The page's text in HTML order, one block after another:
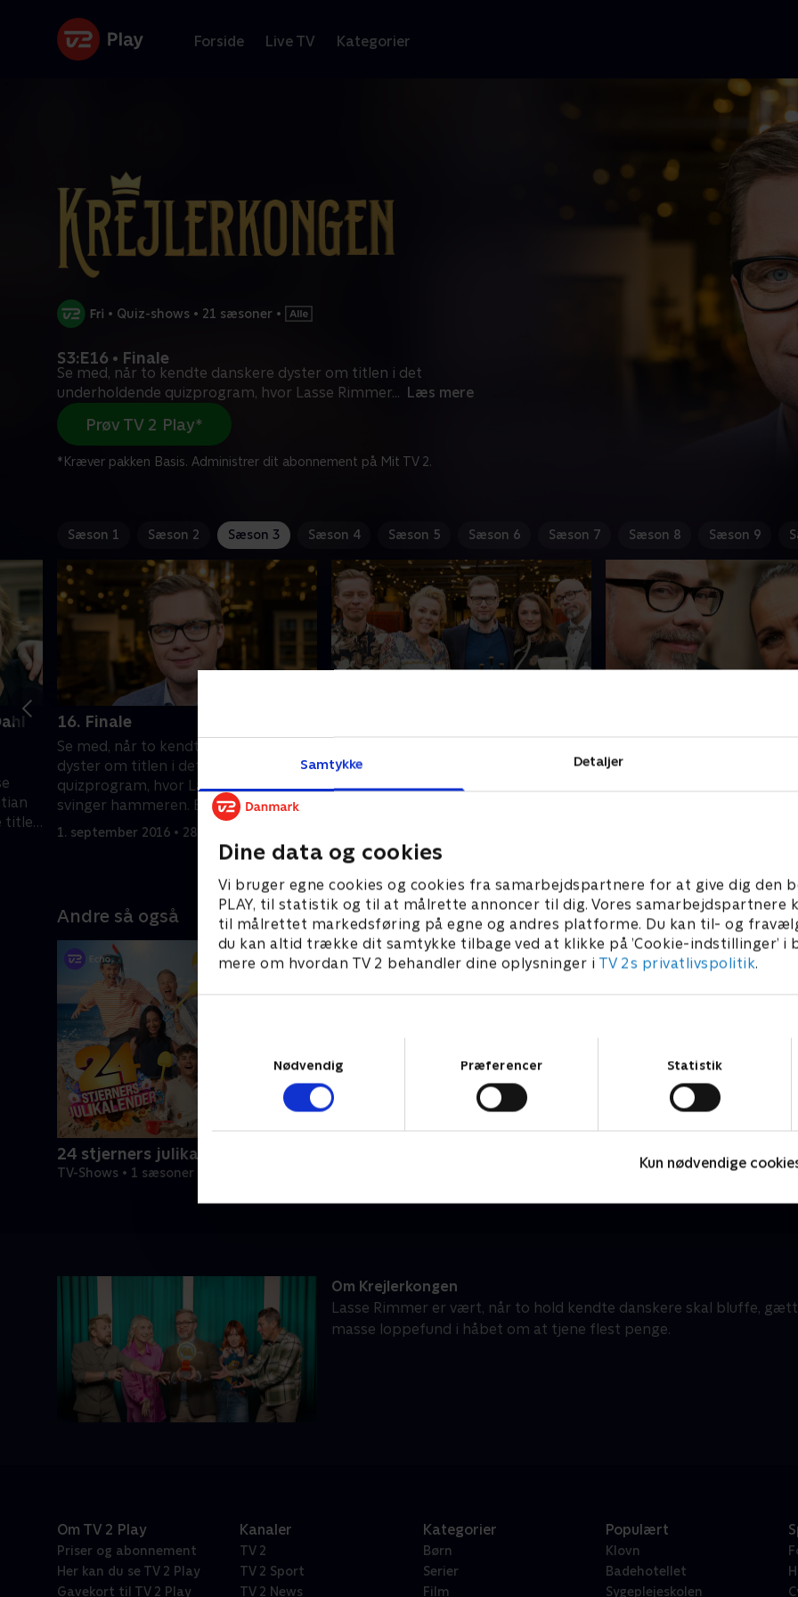
Samtykke Detaljer
Dine data og cookies
Vi bruger egne cookies og cookies fra samarbejdspartnere for at give dig den
PLAY, til statistik og til at målrette annoncer til dig. Vores samarbejdspartnere
til målrettet markedsføring på egne og andres platforme. Du kan til- og
du kan altid trække dit samtykke tilbage ved at klikke på ’Cookie-indstillinger’ i
mere om hvordan TV 2 behandler dine oplysninger i TV 2s privatlivspolitik.
Nødvendig
Præferencer Statistik
Kun nødvendige
Forside Live TV Kategorier
• Quiz-shows • 21 sæsoner •
S3:E16 • Finale
Se med, når to kendte danskere dyster om titlen i det
underholdende quizprogram, hvor Lasse Rimmer... Læs mere
Prøv TV 2 Play*
*Kræver pakken Basis. Administrer dit abonnement på Mit TV 2.
Sæson 1 Sæson 2 Sæson 3 Sæson 4 Sæson 5 Sæson 6 Sæson 7 Sæson 8 Sæson 9
titlen
16. Finale
Se med, når to kendte danskere
dyster om titlen i det underholdende
quizprogram, hvor Lasse Rimmer
svinger hammeren. Brian Mørk og
Lise Baastrup er holdkaptajner
1. september 2016 • 28 min
Beier
Krejl, gæt og bluf! Det er blandt andet
Hvad mon koster mest? Et gammelt
tågehorn eller et par antikke
raflebægre? Brian Lykke og Brian
Mørk er holdkaptajner
5. september 2016 • 29 min
Hvis du er til lopper, antik,
Andre så også
24 stjerners julikalender
TV-Shows • 1 sæsoner
Hvem vil være millionær? Classic
Om Krejlerkongen
Lasse Rimmer er vært, når to hold kendte danskere skal bluffe,
masse loppefund i håbet om at tjene flest penge.
Om TV 2 Play
Priser og abonnement
Her kan du se TV 2 Play
Gavekort til TV 2 Play
Kanaler
TV 2
TV 2 Sport
TV 2 News
Kategorier
Børn
Serier
Film
Populært
Klovn
Badehotellet
Sygeplejeskolen